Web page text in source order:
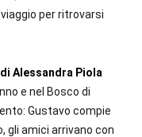
viaggio per ritrovarsi
Alessandra Piola
e nel Bosco di
Gustavo compie
gli amici arrivano con